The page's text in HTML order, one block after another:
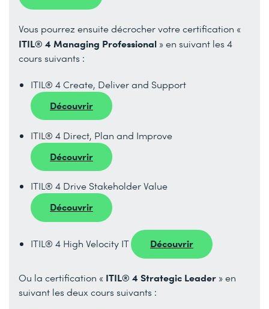
Vous pourrez ensuite décrocher votre certification «
ITIL® 4 Managing Professional » en suivant les 4
cours suivants :
ITIL® 4 Create, Deliver and Support
Découvrir
ITIL® 4 Direct, Plan and Improve
Découvrir
ITIL® 4 Drive Stakeholder Value
Découvrir
ITIL® 4 High Velocity IT Découvrir
Ou la certification « ITIL® 4 Strategic Leader » en
suivant les deux cours suivants :